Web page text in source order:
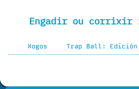
Engadir ou corrixir
Xogos Trap Ball: